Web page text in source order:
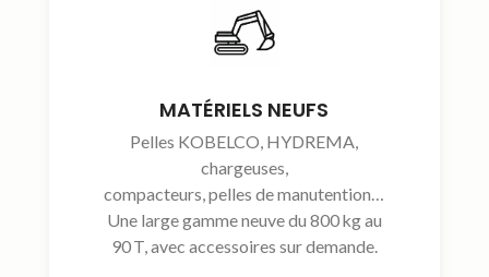
MATÉRIELS NEUFS
Pelles KOBELCO, HYDREMA,
chargeuses,
compacteurs, pelles de manutention…
Une large gamme neuve du 800 kg au
90 T, avec accessoires sur demande.